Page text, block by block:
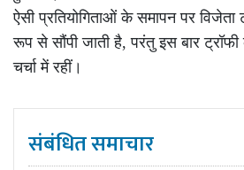
ऐसी प्रतियोगिताओं के समापन पर विजेता
रूप से सौंपी जाती है, परंतु इस बार
चर्चा में रहीं।
संबंधित समाचार